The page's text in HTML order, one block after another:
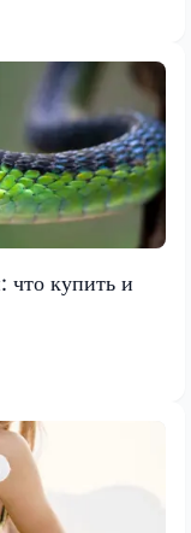
что купить и